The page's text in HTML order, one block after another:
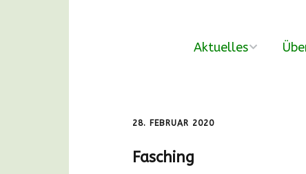
Aktuelles
Nachmittags-
DANKE
28. FEBRUAR 2020
Fasching